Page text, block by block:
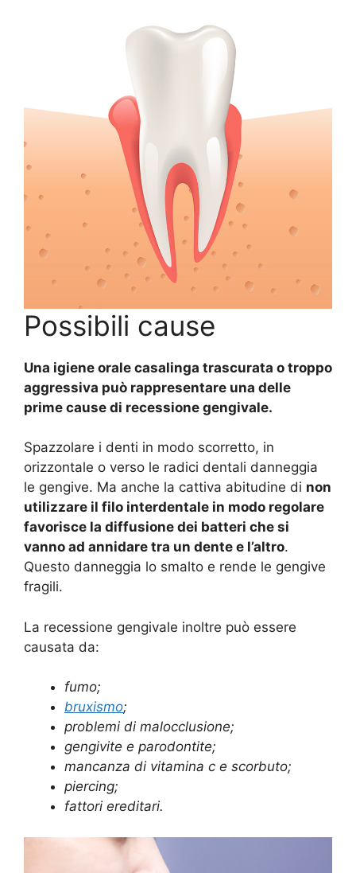
Possibili cause
Una igiene orale casalinga trascurata o troppo
aggressiva può rappresentare una delle
prime cause di recessione gengivale.
Spazzolare i denti in modo scorretto, in
orizzontale o verso le radici dentali danneggia
le gengive. Ma anche la cattiva abitudine di non
utilizzare il filo interdentale in modo regolare
favorisce la diffusione dei batteri che si
vanno ad annidare tra un dente e l’altro.
Questo danneggia lo smalto e rende le gengive
fragili.
La recessione gengivale inoltre può essere
causata da:
fumo;
bruxismo;
problemi di malocclusione;
gengivite e parodontite;
mancanza di vitamina c e scorbuto;
piercing;
fattori ereditari.